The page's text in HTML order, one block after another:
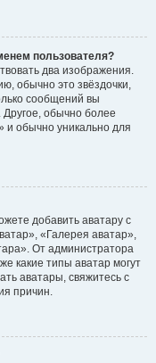
пользователя?
два изображения.
обычно это звёздочки,
сообщений вы
обычно более
и обычно уникально для
добавить аватару с
«Галерея аватар»,
От администратора
какие типы аватар могут
аватары, свяжитесь с
причин.